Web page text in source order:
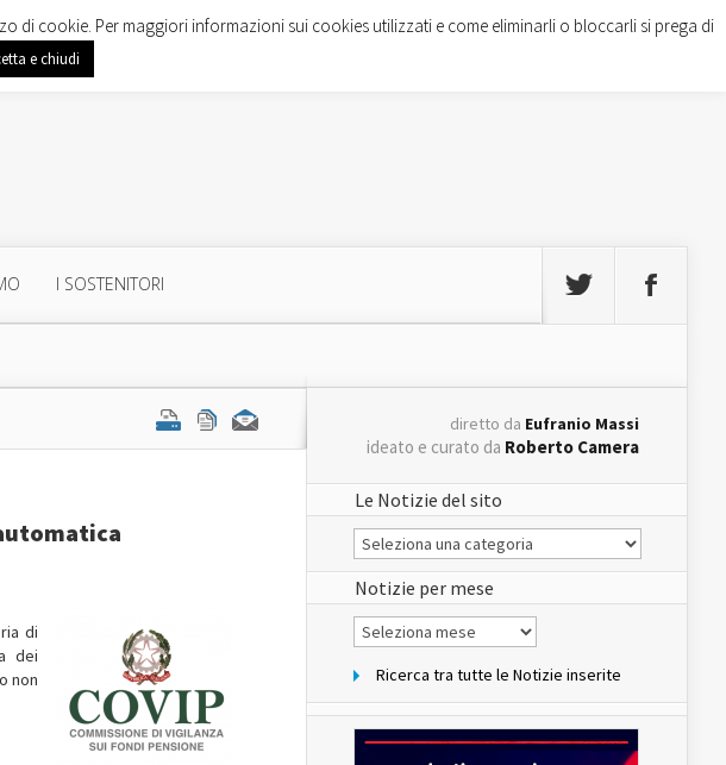
I SOSTENITORI
di
dei
non
diretto da Eufranio Massi
ideato e curato da Roberto Camera
Le Notizie del sito
Le
Notizie
del
sito
Notizie per mese
Notizie
per
Ricerca tra tutte le Notizie inserite
di cookie. Per maggiori informazioni sui cookies utilizzati e come eliminarli o bloccarli si prega di
e chiudi